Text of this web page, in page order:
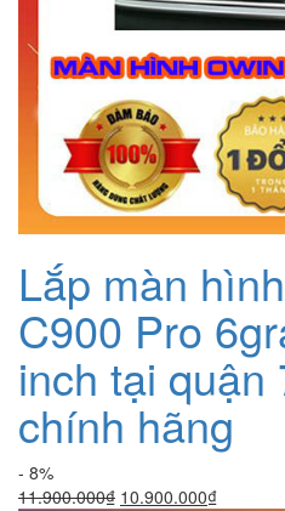
Lắp màn
C900 Pro
inch tại quận
chính hãng
- 8%
11.900.000₫ Giá
10.900.000₫Giá